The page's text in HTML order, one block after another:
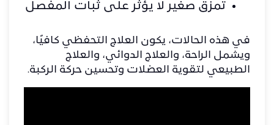
تمزق صغير لا يؤثر على ثبات المفصل
في هذه الحالات، يكون العلاج التحفظي كافيًا،
ويشمل الراحة، والعلاج الدوائي، والعلاج
الطبيعي لتقوية العضلات وتحسين حركة الركبة.